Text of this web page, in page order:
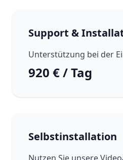
Support &
Unterstützung bei der
920 € / Tag
Selbstinstallation